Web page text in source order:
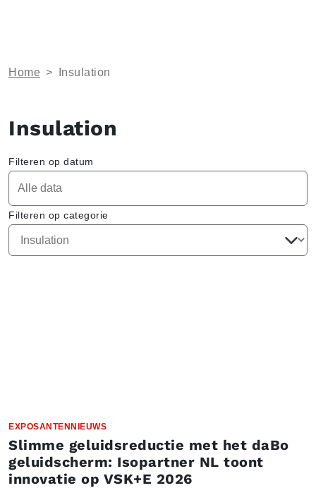
Home > Insulation
Insulation
Filteren op datum
Filteren op categorie
EXPOSANTENNIEUWS
Slimme geluidsreductie met het daBo
geluidscherm: Isopartner NL toont
innovatie op VSK+E 2026